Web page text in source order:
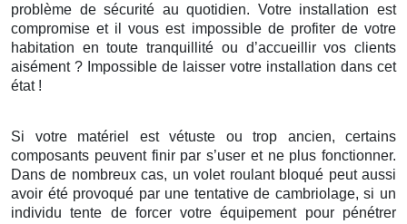
problème de sécurité au quotidien. Votre installation est
compromise et il vous est impossible de profiter de votre
habitation en toute tranquillité ou d’accueillir vos clients
aisément ? Impossible de laisser votre installation dans cet
état !
Si votre matériel est vétuste ou trop ancien, certains
composants peuvent finir par s’user et ne plus fonctionner.
Dans de nombreux cas, un volet roulant bloqué peut aussi
avoir été provoqué par une tentative de cambriolage, si un
individu tente de forcer votre équipement pour pénétrer